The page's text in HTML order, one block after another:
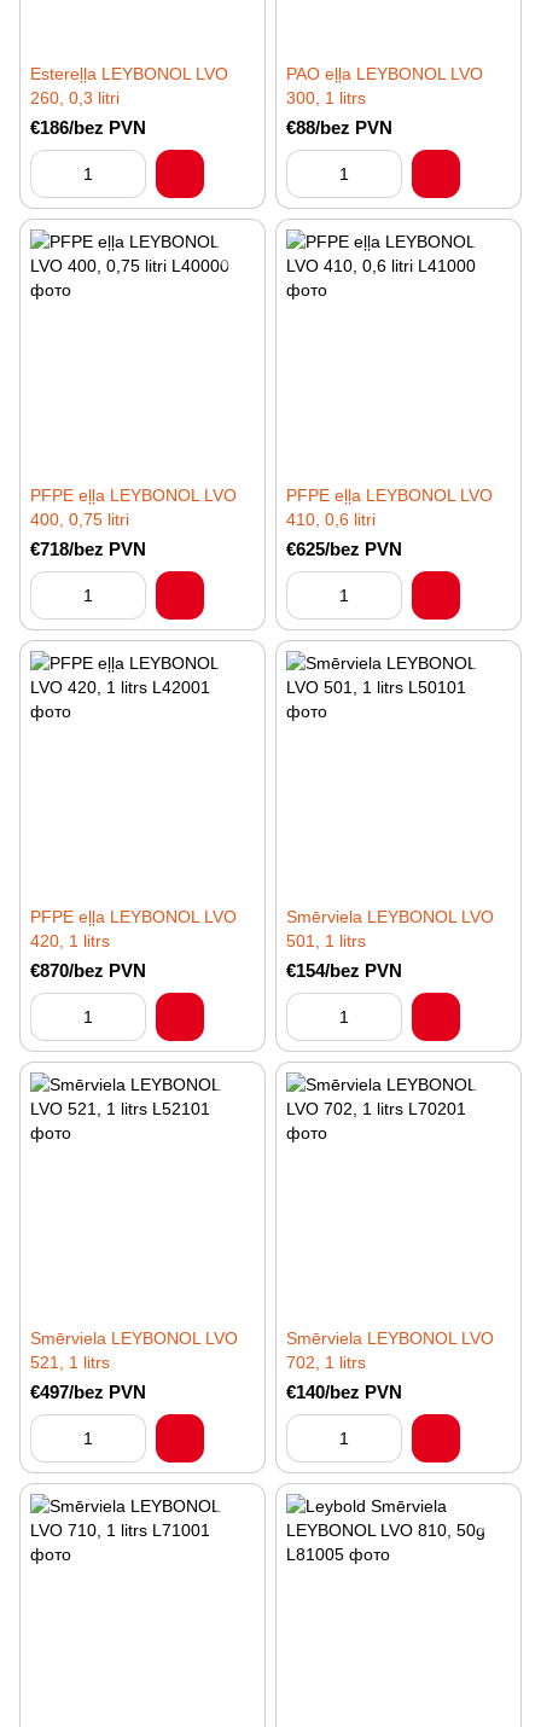
Estereļļa LEYBONOL LVO
260, 0,3 litri
€186/bez PVN
PAO eļļa LEYBONOL LVO
300, 1 litrs
€88/bez PVN
PFPE eļļa LEYBONOL LVO
400, 0,75 litri
€718/bez PVN
PFPE eļļa LEYBONOL LVO
410, 0,6 litri
€625/bez PVN
PFPE eļļa LEYBONOL LVO
420, 1 litrs
€870/bez PVN
Smērviela LEYBONOL LVO
501, 1 litrs
€154/bez PVN
Smērviela LEYBONOL LVO
521, 1 litrs
€497/bez PVN
Smērviela LEYBONOL LVO
702, 1 litrs
€140/bez PVN